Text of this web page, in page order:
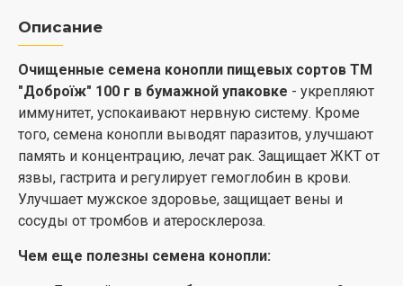
Описание
Очищенные семена конопли пищевых сортов ТМ
"Доброїж" 100 г в бумажной упаковке - укрепляют
иммунитет, успокаивают нервную систему. Кроме
того, семена конопли выводят паразитов, улучшают
память и концентрацию, лечат рак. Защищает ЖКТ от
язвы, гастрита и регулирует гемоглобин в крови.
Улучшает мужское здоровье, защищает вены и
сосуды от тромбов и атеросклероза.
Чем еще полезны семена конопли: